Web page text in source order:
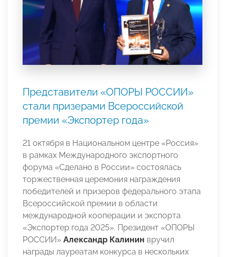
Представители «ОПОРЫ РОССИИ»
стали призерами Всероссийской
премии «Экспортер года»
21 октября в Национальном центре «Россия»
в рамках Международного экспортного
форума «Сделано в России» состоялась
торжественная церемония награждения
победителей и призеров федерального этапа
Всероссийской премии в области
международной кооперации и экспорта
«Экспортер года 2025». Президент «ОПОРЫ
РОССИИ» Александр Калинин вручил
награды лауреатам конкурса в нескольких